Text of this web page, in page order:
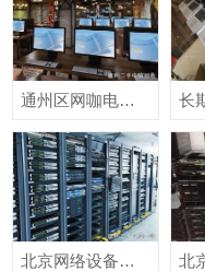
通州区网咖电脑回收，朝阳区网咖设备回收
北京网络设备回收，服务器回收，机房设备回收